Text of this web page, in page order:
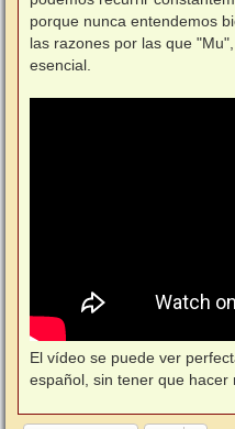
e
porque nunca entendemos
las razones por las que
esencial.
El vídeo se puede ver
español, sin tener que hacer